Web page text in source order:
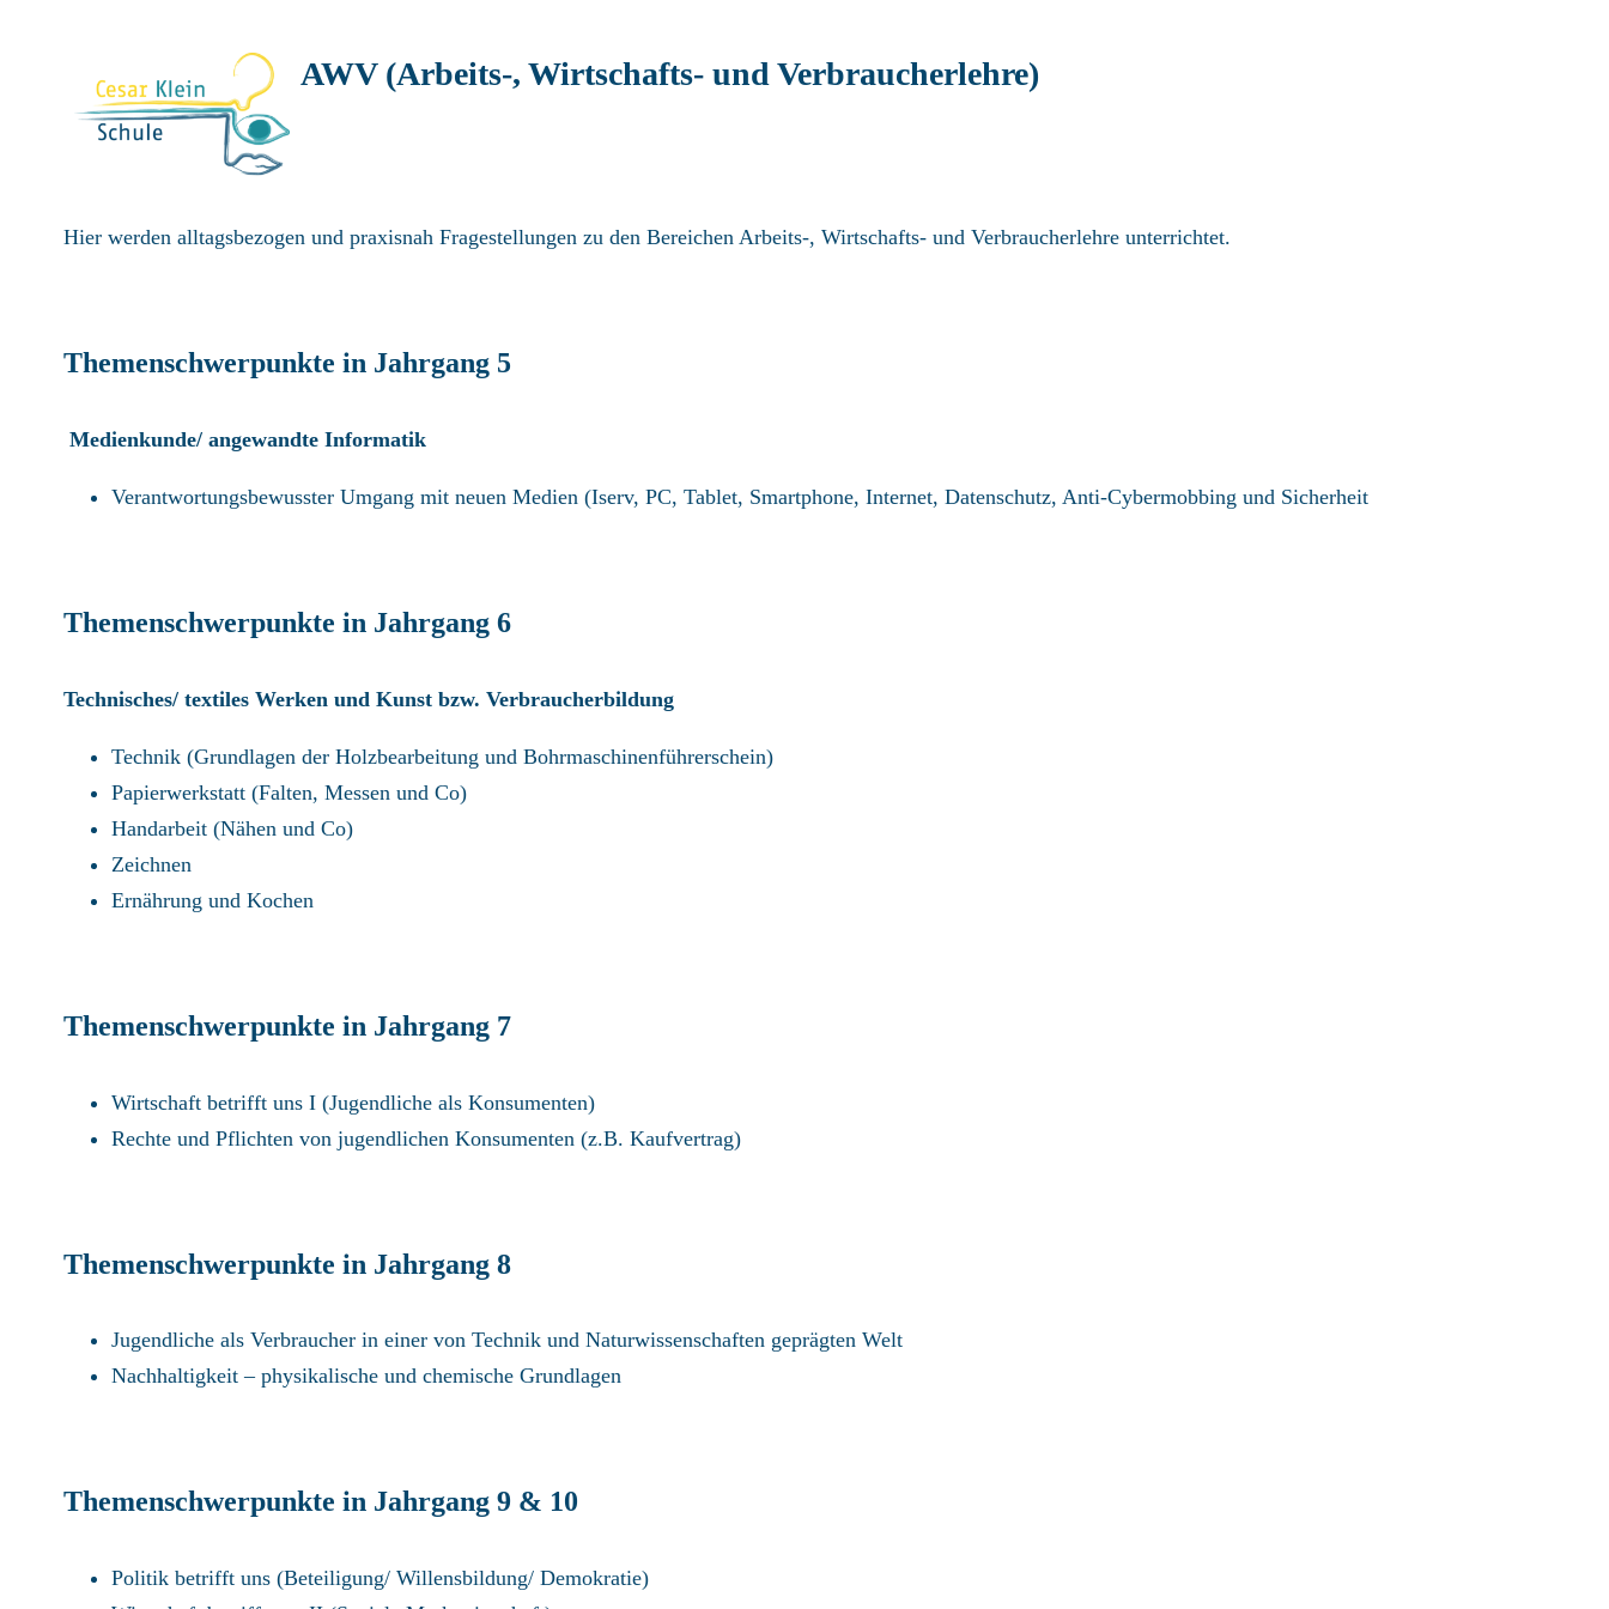
AWV (Arbeits-, Wirtschafts- und Verbraucherlehre)
Hier werden alltagsbezogen und praxisnah Fragestellungen zu den Bereichen Arbeits-, Wirtschafts- und Verbraucherlehre unterrichtet.
Themenschwerpunkte in Jahrgang 5
Medienkunde/ angewandte Informatik
Verantwortungsbewusster Umgang mit neuen Medien (Iserv, PC, Tablet, Smartphone, Internet, Datenschutz, Anti-Cybermobbing und Sicherheit
Themenschwerpunkte in Jahrgang 6
Technisches/ textiles Werken und Kunst bzw. Verbraucherbildung
Technik (Grundlagen der Holzbearbeitung und Bohrmaschinenführerschein)
Papierwerkstatt (Falten, Messen und Co)
Handarbeit (Nähen und Co)
Zeichnen
Ernährung und Kochen
Themenschwerpunkte in Jahrgang 7
Wirtschaft betrifft uns I (Jugendliche als Konsumenten)
Rechte und Pflichten von jugendlichen Konsumenten (z.B. Kaufvertrag)
Themenschwerpunkte in Jahrgang 8
Jugendliche als Verbraucher in einer von Technik und Naturwissenschaften geprägten Welt
Nachhaltigkeit – physikalische und chemische Grundlagen
Themenschwerpunkte in Jahrgang 9 & 10
Politik betrifft uns (Beteiligung/ Willensbildung/ Demokratie)